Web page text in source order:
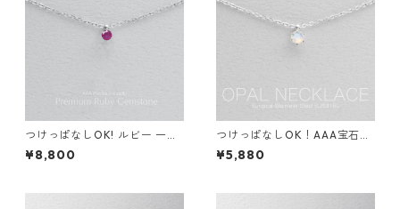
つけっぱなしOK! ルビー 一粒
ネックレス AAA 金属アレルギ
ー対応 サージカルステンレス
¥8,800
つけっぱなしOK！AAA宝石質
オパール ネックレス 一粒ネッ
クレス サージカルステンレス
¥5,880